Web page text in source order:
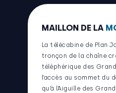
MAILLON DE LA
La télécabine de Plan
tronçon de la chaîne
téléphérique des
l’accès au sommet du
qu’à l’Aiguille des